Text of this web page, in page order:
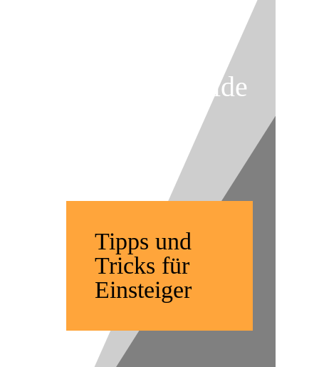
Tufa 4×4 Guide
Tipps und
Tricks für
Einsteiger